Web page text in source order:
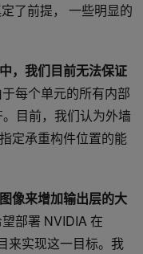
了前提， 一些明显的
，我们目前无法保证
于每个单元的所有内部
目前，我们认为外墙
定承重构件位置的能
像来增加输出层的大
部署 NVIDIA 在
来实现这一目标。我